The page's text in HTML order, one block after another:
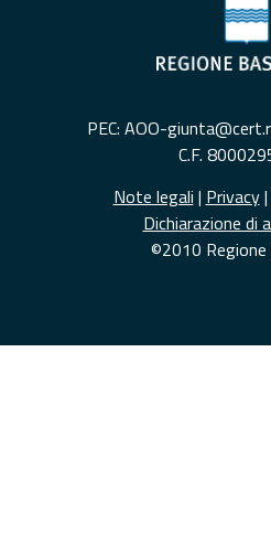
PEC: AOO-
C.F.
Note legali | Privacy|
Dichiarazione di
©2010